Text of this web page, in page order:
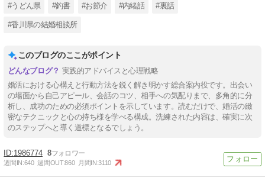
#うどん県 #釣書 #お節介 #内緒話 #裏話
#香川県の結婚相談所
このブログのここがポイント
実践的アドバイスと心理戦略
婚活における心構えと行動方法を鋭く解き明かす総合案内役です。出会い
の場面から自己アピール、会話のコツ、相手への気配りまで、多角的に分
析し、成功のための必須ポイントを示しています。読むだけで、婚活の緻
密なテクニックと心の持ち様を学べる構成。洗練された内容は、確実に次
のステップへと導く道標となるでしょう。
1986774 8
週間IN:640 週間OUT:860 月間IN:3110